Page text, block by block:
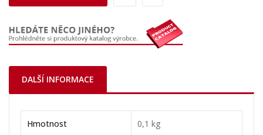
DALŠÍ INFORMACE
Hmotnost 0,1 kg